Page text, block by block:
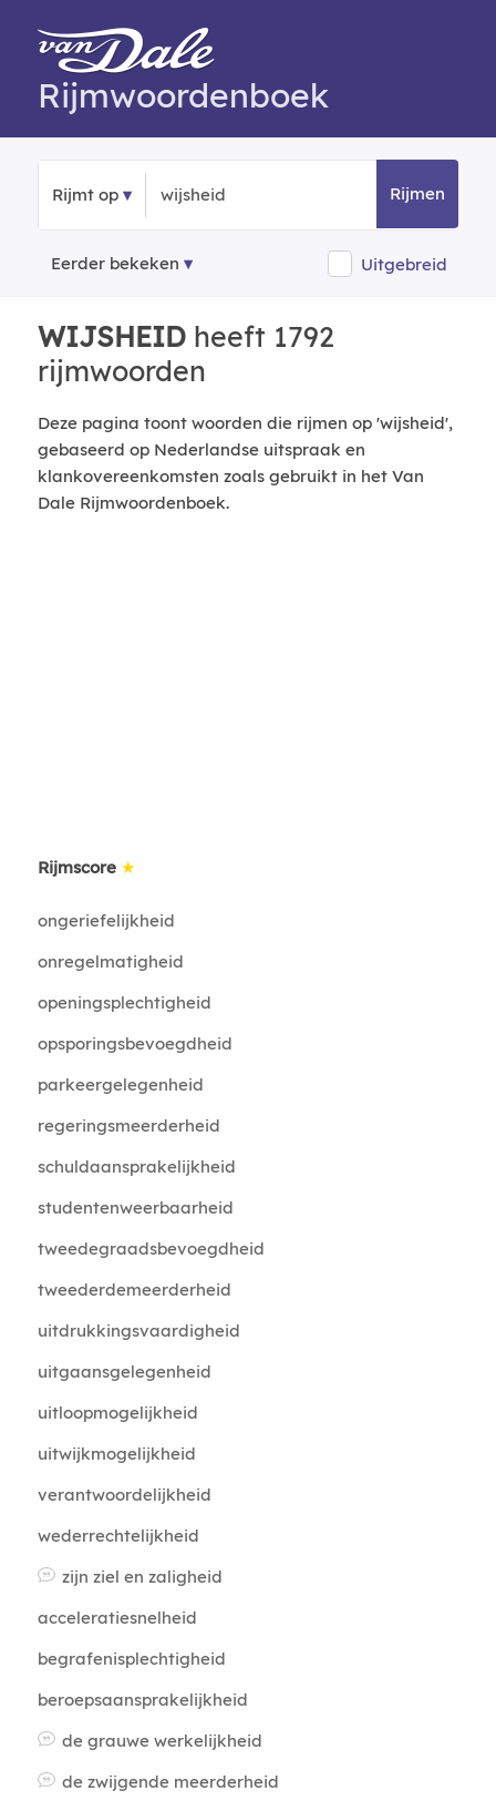
Rijmwoordenboek
Rijmt op Rijmen
Eerder bekeken Uitgebreid
WIJSHEIDheeft 1792
rijmwoorden
Deze pagina toont woorden die rijmen op 'wijsheid',
gebaseerd op Nederlandse uitspraak en
klankovereenkomsten zoals gebruikt in het Van
Dale Rijmwoordenboek.
Rijmscore ★
ongeriefelijkheid
onregelmatigheid
openingsplechtigheid
opsporingsbevoegdheid
parkeergelegenheid
regeringsmeerderheid
schuldaansprakelijkheid
studentenweerbaarheid
tweedegraadsbevoegdheid
tweederdemeerderheid
uitdrukkingsvaardigheid
uitgaansgelegenheid
uitloopmogelijkheid
uitwijkmogelijkheid
verantwoordelijkheid
wederrechtelijkheid
zijn ziel en zaligheid
acceleratiesnelheid
begrafenisplechtigheid
beroepsaansprakelijkheid
de grauwe werkelijkheid
de zwijgende meerderheid